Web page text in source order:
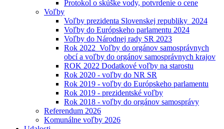
Protokol o skúške vody, potvrdenie o cene
Voľby
Voľby prezidenta Slovenskej republiky_2024
Voľby do Európskeho parlamentu 2024
Voľby do Národnej rady SR 2023
Rok 2022_Voľby do orgánov samosprávnych
obcí a voľby do orgánov samosprávnych krajov
ROK 2022 Dodatkové voľby na starostu
Rok 2020 - voľby do NR SR
Rok 2019 - voľby do Európskeho parlamentu
Rok 2019 - prezidentské voľby
Rok 2018 - voľby do orgánov samosprávy
Referendum 2026
Komunálne voľby 2026